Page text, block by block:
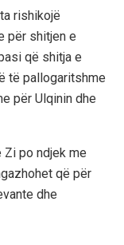
rishikojë
për shitjen e
që shitja e
të pallogaritshme
për Ulqinin dhe
Zi po ndjek me
që për
dhe